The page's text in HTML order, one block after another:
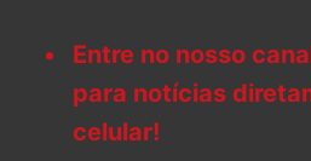
Entre no nosso
para notícias
celular!